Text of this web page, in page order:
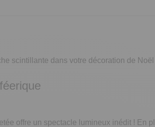
scintillante dans votre décoration de Noël
offre un spectacle lumineux inédit ! En